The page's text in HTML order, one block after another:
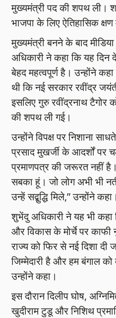
मुख्यमंत्री पद की शपथ ली।
भाजपा के लिए ऐतिहासिक क्षण
मुख्यमंत्री बनने के बाद
अधिकारी ने कहा कि यह
बेहद महत्वपूर्ण है। उन्होंने
थी कि नई सरकार रवींद्र
इसलिए गुरु रवींद्रनाथ टैगोर
की शपथ ली गई।
उन्होंने विपक्ष पर निशाना
प्रसाद मुखर्जी के आदर्शों पर
प्रमाणपत्र की जरूरत नहीं
सबका हूं। जो लोग अभी भी
उन्हें सद्बुद्धि मिले,” उन्होंने कहा।
शुभेंदु अधिकारी ने यह भी कहा
और विकास के मोर्चे पर
राज्य को फिर से नई दिशा दी
जिम्मेदारी है और हम बंगाल को
उन्होंने कहा।
इस दौरान दिलीप घोष,
खुदीराम टुडू और निशिथ